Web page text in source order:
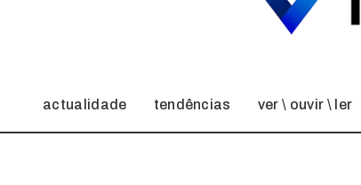
actualidade tendências ver \ ouvir \ ler